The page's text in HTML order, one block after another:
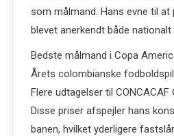
som målmand. Hans evne til
blevet anerkendt både
Bedste målmand i Copa
Årets colombianske
Flere udtagelser til CONCACAF
Disse priser afspejler hans
banen, hvilket yderligere